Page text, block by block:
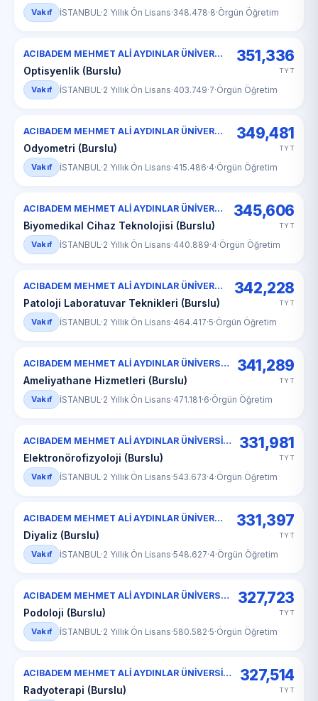
Vakıf İSTANBUL ·2 Yıllık Ön Lisans·348.478·8·Örgün Öğretim
ACIBADEM MEHMET ALİ AYDINLAR ÜNİVERSİTESİ
Optisyenlik (Burslu)
351,336
TYT
Vakıf İSTANBUL ·2 Yıllık Ön Lisans·403.749·7·Örgün Öğretim
ACIBADEM MEHMET ALİ AYDINLAR ÜNİVERSİTESİ
Odyometri (Burslu)
349,481
TYT
Vakıf İSTANBUL ·2 Yıllık Ön Lisans·415.486·4·Örgün Öğretim
ACIBADEM MEHMET ALİ AYDINLAR ÜNİVERSİTESİ
Biyomedikal Cihaz Teknolojisi (Burslu)
345,606
TYT
Vakıf İSTANBUL ·2 Yıllık Ön Lisans·440.889·4·Örgün Öğretim
ACIBADEM MEHMET ALİ AYDINLAR ÜNİVERSİTESİ
Patoloji Laboratuvar Teknikleri (Burslu)
342,228
TYT
Vakıf İSTANBUL ·2 Yıllık Ön Lisans·464.417·5·Örgün Öğretim
ACIBADEM MEHMET ALİ AYDINLAR ÜNİVERSİTESİ
Ameliyathane Hizmetleri (Burslu)
341,289
TYT
Vakıf İSTANBUL ·2 Yıllık Ön Lisans·471.181·6·Örgün Öğretim
ACIBADEM MEHMET ALİ AYDINLAR ÜNİVERSİTESİ
Elektronörofizyoloji (Burslu)
331,981
TYT
Vakıf İSTANBUL ·2 Yıllık Ön Lisans·543.673·4·Örgün Öğretim
ACIBADEM MEHMET ALİ AYDINLAR ÜNİVERSİTESİ
Diyaliz (Burslu)
331,397
TYT
Vakıf İSTANBUL ·2 Yıllık Ön Lisans·548.627·4·Örgün Öğretim
ACIBADEM MEHMET ALİ AYDINLAR ÜNİVERSİTESİ
Podoloji (Burslu)
327,723
TYT
Vakıf İSTANBUL ·2 Yıllık Ön Lisans·580.582·5·Örgün Öğretim
ACIBADEM MEHMET ALİ AYDINLAR ÜNİVERSİTESİ
Radyoterapi (Burslu)
327,514
TYT